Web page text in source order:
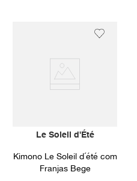
Le Soleil d'Été
Kimono Le Soleil d´été com
Franjas Bege